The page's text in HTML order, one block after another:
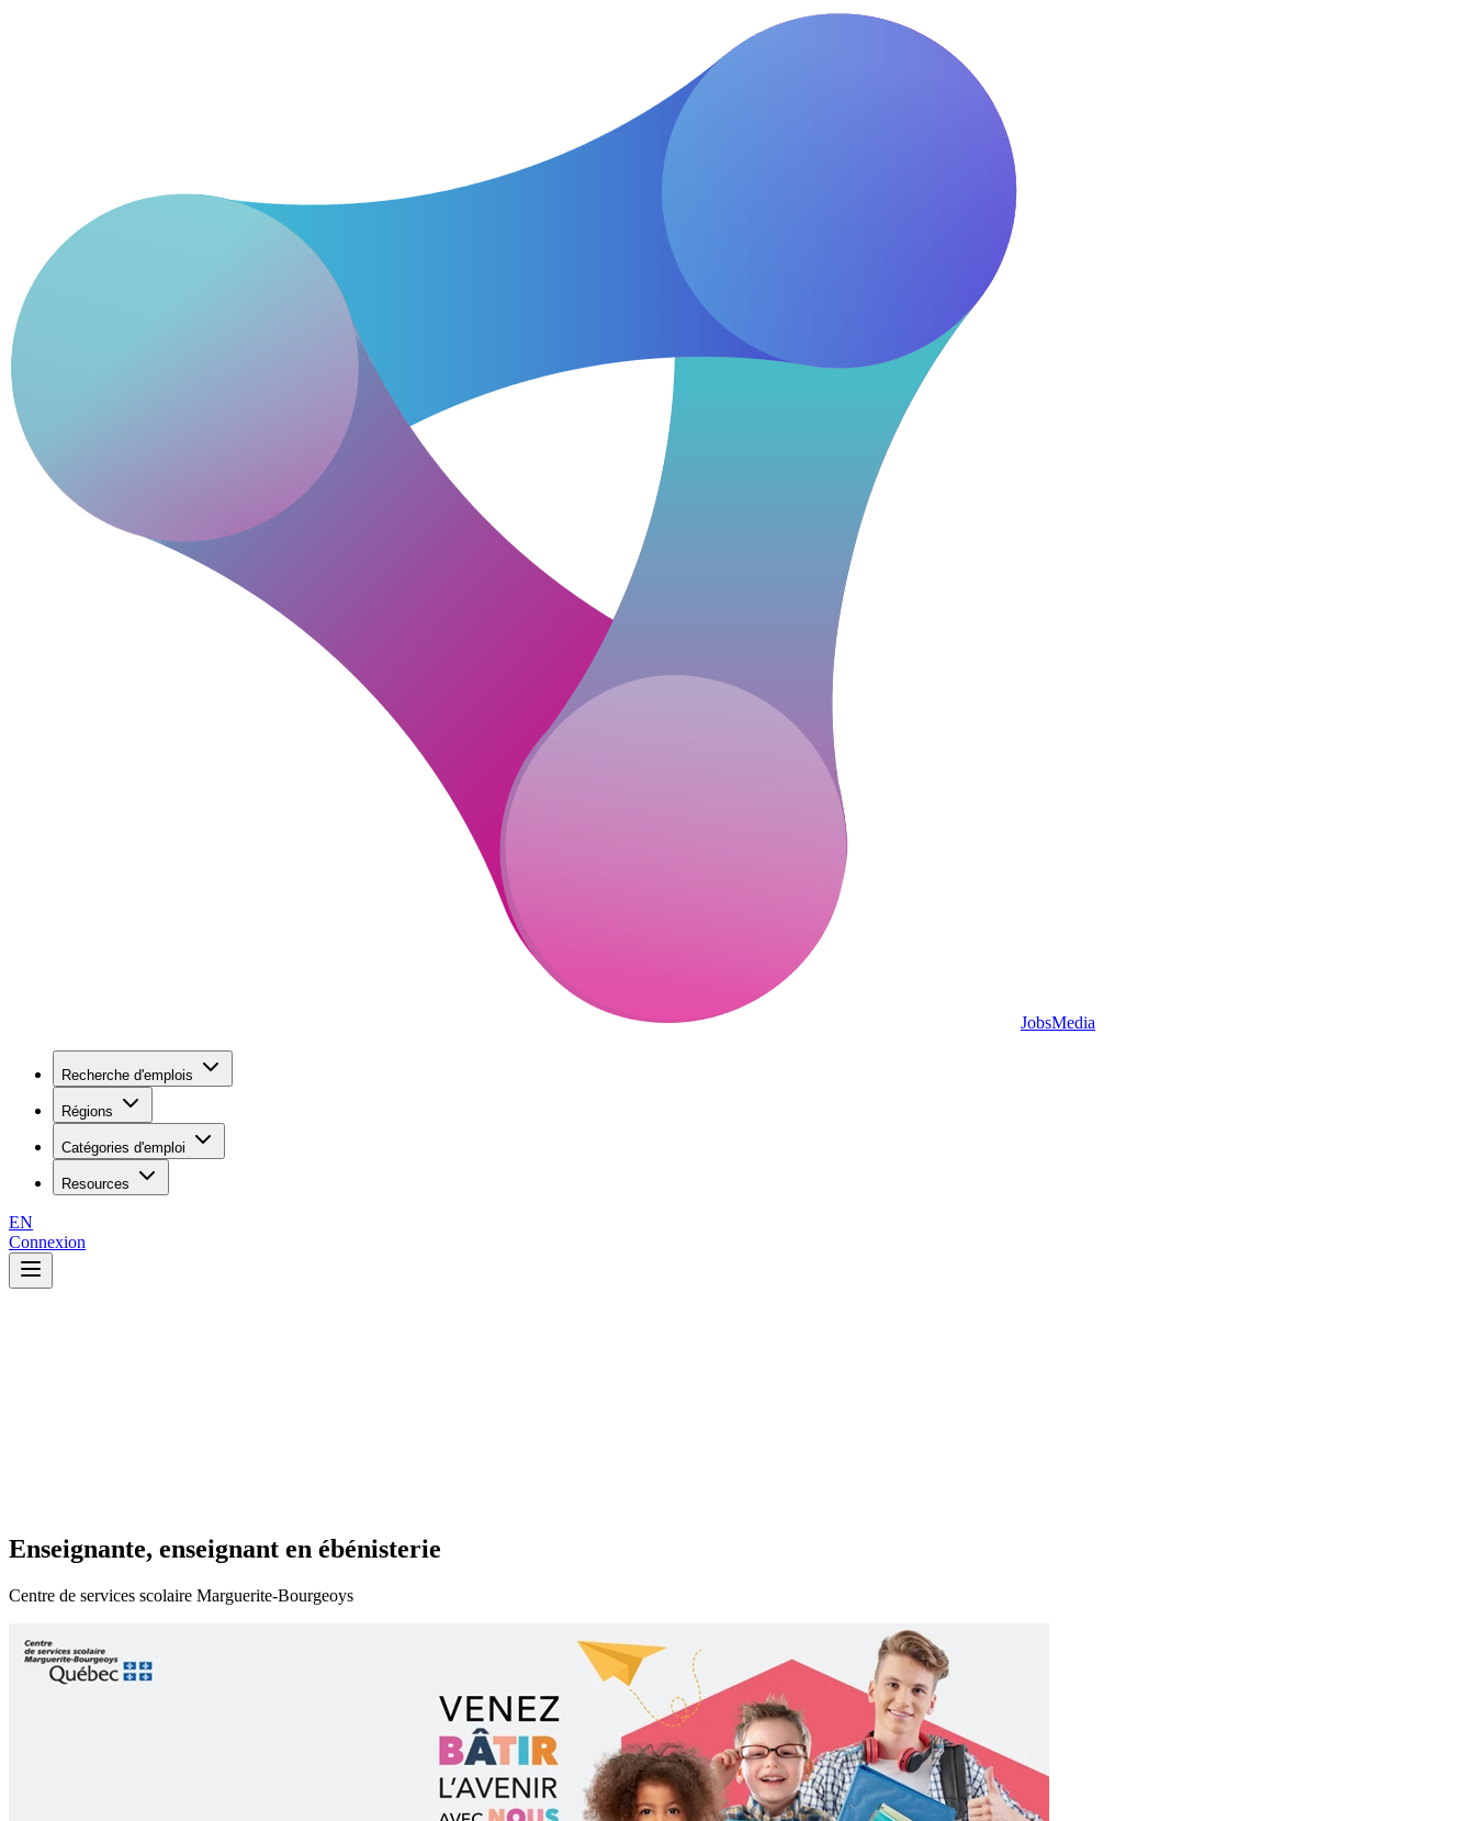
JobsMedia
Recherche d'emplois
Régions
Catégories d'emploi
Resources
EN
Connexion
Enseignante, enseignant en ébénisterie
Centre de services scolaire Marguerite-Bourgeoys